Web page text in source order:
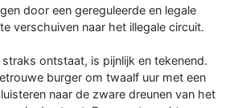
door een gereguleerde en legale
verschuiven naar het illegale circuit.
ontstaat, is pijnlijk en tekenend.
burger om twaalf uur met een
naar de zware dreunen van het